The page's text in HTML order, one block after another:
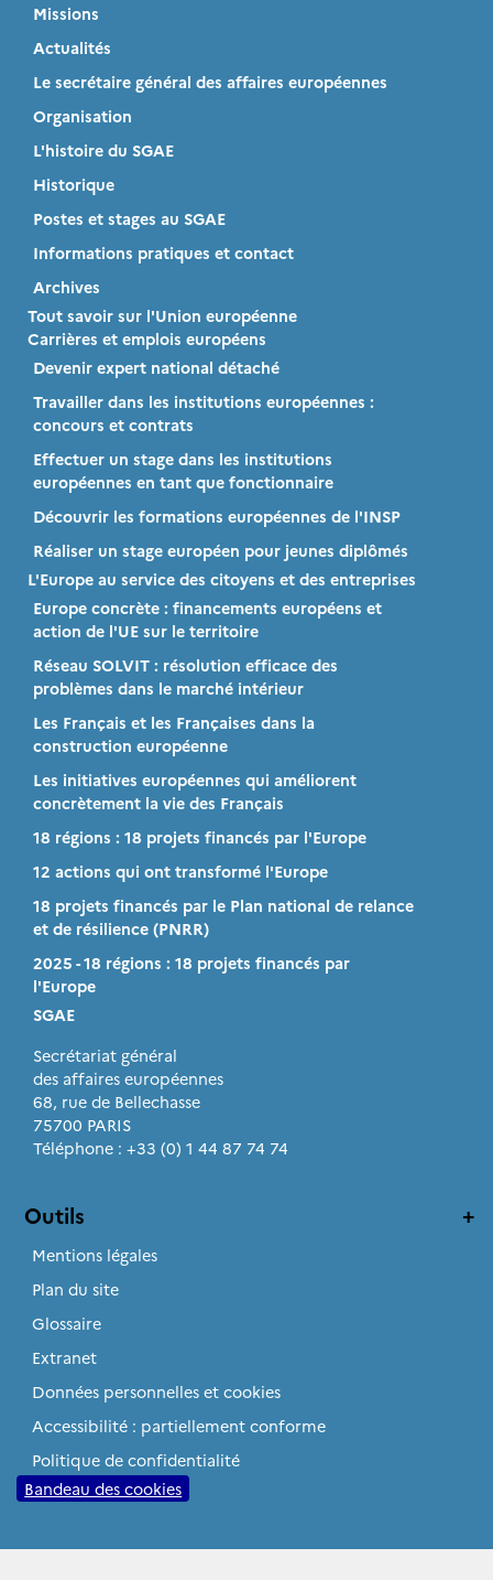
Missions
Actualités
Le secrétaire général des affaires européennes
Organisation
L'histoire du SGAE
Historique
Postes et stages au SGAE
Informations pratiques et contact
Archives
Tout savoir sur l'Union européenne
Carrières et emplois européens
Devenir expert national détaché
Travailler dans les institutions européennes :
concours et contrats
Effectuer un stage dans les institutions
européennes en tant que fonctionnaire
Découvrir les formations européennes de l'INSP
Réaliser un stage européen pour jeunes diplômés
L'Europe au service des citoyens et des entreprises
Europe concrète : financements européens et
action de l'UE sur le territoire
Réseau SOLVIT : résolution efficace des
problèmes dans le marché intérieur
Les Français et les Françaises dans la
construction européenne
Les initiatives européennes qui améliorent
concrètement la vie des Français
18 régions : 18 projets financés par l'Europe
12 actions qui ont transformé l'Europe
18 projets financés par le Plan national de relance
et de résilience (PNRR)
2025 - 18 régions : 18 projets financés par
l'Europe
SGAE
Secrétariat général
des affaires européennes
68, rue de Bellechasse
75700 PARIS
Téléphone : +33 (0) 1 44 87 74 74
Outils
Mentions légales
Plan du site
Glossaire
Extranet
Données personnelles et cookies
Accessibilité : partiellement conforme
Politique de confidentialité
Bandeau des cookies